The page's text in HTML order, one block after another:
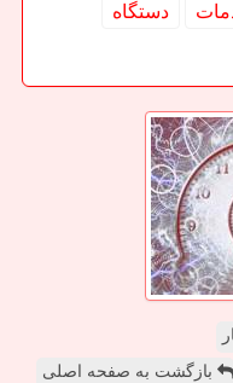
دستگاه
بازگشت به صفحه اصلی